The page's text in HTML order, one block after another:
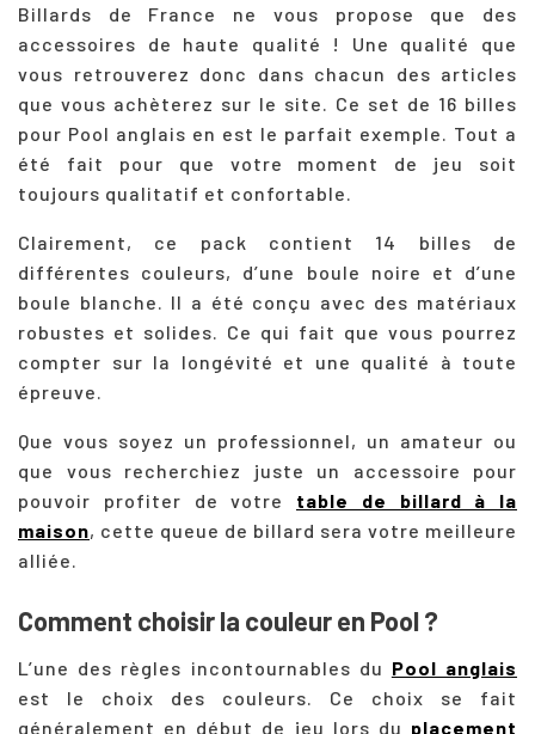
Billards de France ne vous propose que des
accessoires de haute qualité ! Une qualité que
vous retrouverez donc dans chacun des articles
que vous achèterez sur le site. Ce set de 16 billes
pour Pool anglais en est le parfait exemple. Tout a
été fait pour que votre moment de jeu soit
toujours qualitatif et confortable.
Clairement, ce pack contient 14 billes de
différentes couleurs, d’une boule noire et d’une
boule blanche. Il a été conçu avec des matériaux
robustes et solides. Ce qui fait que vous pourrez
compter sur la longévité et une qualité à toute
épreuve.
Que vous soyez un professionnel, un amateur ou
que vous recherchiez juste un accessoire pour
pouvoir profiter de votre table de billard à la
maison, cette queue de billard sera votre meilleure
alliée.
Comment choisir la couleur en Pool ?
L’une des règles incontournables du Pool anglais
est le choix des couleurs. Ce choix se fait
généralement en début de jeu lors du placement